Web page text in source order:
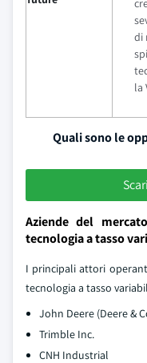
di
la
Quali sono le
Aziende del
tecnologia a tasso
I principali attori
tecnologia a tasso
John Deere (Deere &
Trimble Inc.
CNH Industrial